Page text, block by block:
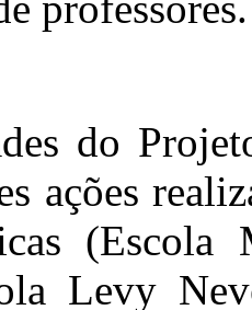
do
ações
(Escola
Levy